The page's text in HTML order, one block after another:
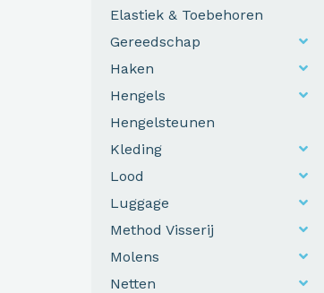
Elastiek & Toebehoren
Gereedschap
Haken
Hengels
Hengelsteunen
Kleding
Lood
Luggage
Method Visserij
Molens
Netten